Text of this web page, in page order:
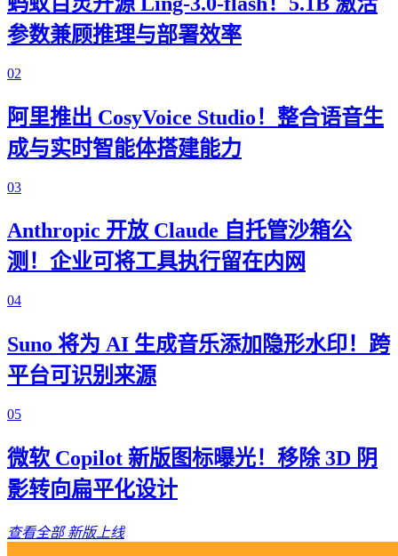
参数兼顾推理与部署效率
02
阿里推出 CosyVoice Studio！整合语音生
成与实时智能体搭建能力
03
Anthropic 开放 Claude 自托管沙箱公
测！企业可将工具执行留在内网
04
Suno 将为 AI 生成音乐添加隐形水印！跨
平台可识别来源
05
微软 Copilot 新版图标曝光！移除 3D 阴
影转向扁平化设计
查看全部 新版上线